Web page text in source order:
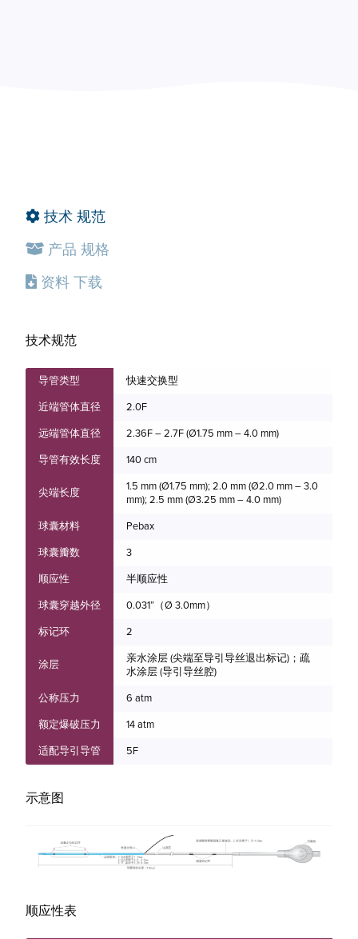
技术 规范
产品 规格
资料下载
技术规范
导管类型 快速交换型
近端管体直径 2.0F
远端管体直径 2.36F – 2.7F (Ø1.75 mm – 4.0 mm)
导管有效长度 140 cm
尖端长度
1.5 mm (Ø1.75 mm); 2.0 mm (Ø2.0 mm – 3.0
mm); 2.5 mm (Ø3.25 mm – 4.0 mm)
球囊材料 Pebax
球囊瓣数 3
顺应性 半顺应性
球囊穿越外径 0.031”（Ø 3.0mm）
标记环 2
涂层
亲水涂层 (尖端至导引导丝退出标记)；疏
水涂层 (导引导丝腔)
公称压力 6 atm
额定爆破压力 14 atm
适配导引导管 5F
示意图
顺应性表